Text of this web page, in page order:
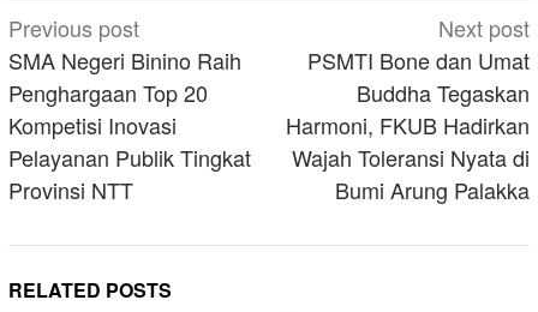
Post
navigation
Previous post
SMA Negeri Binino Raih
Penghargaan Top 20
Kompetisi Inovasi
Pelayanan Publik Tingkat
Provinsi NTT
Next post
PSMTI Bone dan Umat
Buddha Tegaskan
Harmoni, FKUB Hadirkan
Wajah Toleransi Nyata di
Bumi Arung Palakka
RELATED POSTS